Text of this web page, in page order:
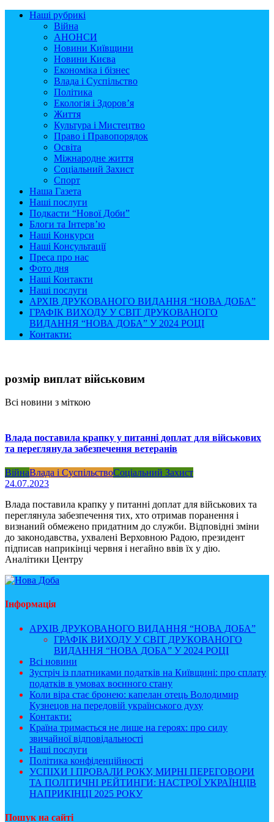
Наші рубрикі
Війна
АНОНСИ
Новини Київщини
Новини Києва
Економіка і бізнес
Влада і Суспільство
Політика
Екологія і Здоров’я
Життя
Культура і Мистецтво
Право і Правопорядок
Освіта
Міжнародне життя
Соціальний Захист
Спорт
Наша Газета
Наші послуги
Подкасти “Нової Доби”
Блоги та Інтерв’ю
Наші Конкурси
Наші Консультації
Преса про нас
Фото дня
Наші Контакти
Наші послуги
АРХІВ ДРУКОВАНОГО ВИДАННЯ “НОВА ДОБА”
ГРАФІК ВИХОДУ У СВІТ ДРУКОВАНОГО
ВИДАННЯ “НОВА ДОБА” У 2024 РОЦІ
Контакти:
розмір виплат військовим
Всі новини з міткою
Влада поставила крапку у питанні доплат для військових
та переглянула забезпечення ветеранів
ВійнаВлада і СуспільствоСоціальний Захист
24.07.2023
Влада поставила крапку у питанні доплат для військових та
переглянула забезпечення тих, хто отримав поранення і
визнаний обмежено придатним до служби. Відповідні зміни
до законодавства, ухвалені Верховною Радою, президент
підписав наприкінці червня і негайно ввів їх у дію.
Аналітики Центру
Інформація
АРХІВ ДРУКОВАНОГО ВИДАННЯ “НОВА ДОБА”
ГРАФІК ВИХОДУ У СВІТ ДРУКОВАНОГО
ВИДАННЯ “НОВА ДОБА” У 2024 РОЦІ
Всі новини
Зустріч із платниками податків на Київщині: про сплату
податків в умовах воєнного стану
Коли віра стає бронею: капелан отець Володимир
Кузнецов на передовій українського духу
Контакти:
Країна тримається не лише на героях: про силу
звичайної відповідальності
Наші послуги
Політика конфіденційності
УСПІХИ І ПРОВАЛИ РОКУ, МИРНІ ПЕРЕГОВОРИ
ТА ПОЛІТИЧНІ РЕЙТИНГИ: НАСТРОЇ УКРАЇНЦІВ
НАПРИКІНЦІ 2025 РОКУ
Пошук на сайті